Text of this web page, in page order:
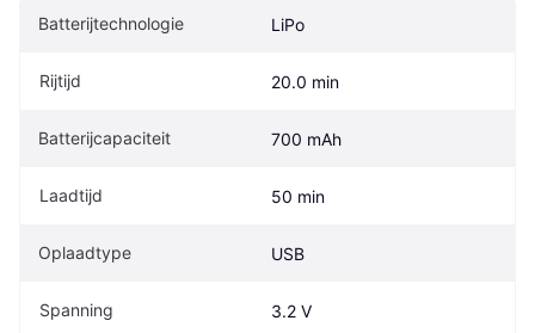
Batterijtechnologie LiPo
Rijtijd 20.0 min
Batterijcapaciteit 700 mAh
Laadtijd 50 min
Oplaadtype USB
Spanning 3.2 V